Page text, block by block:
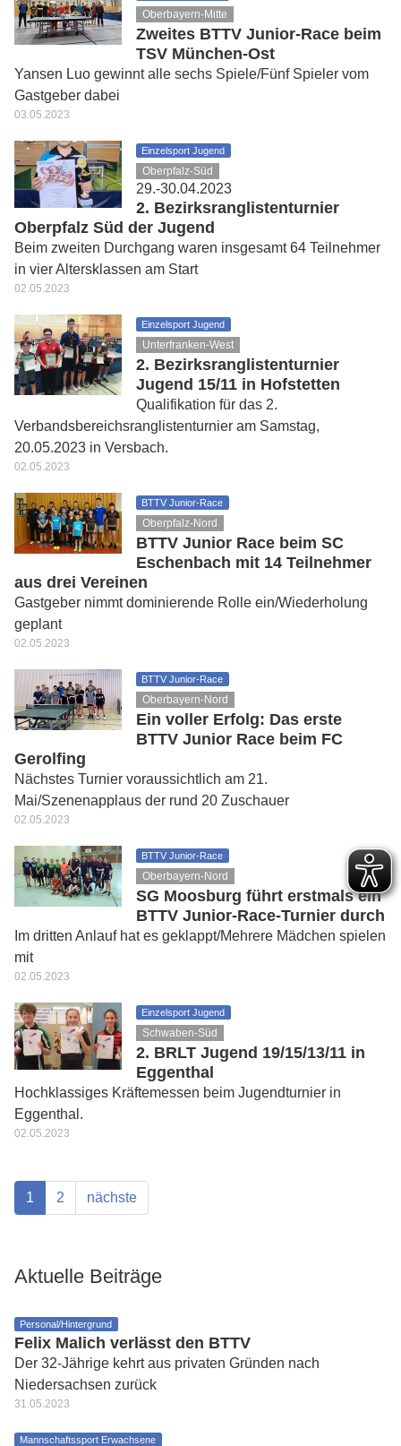
Oberbayern-Mitte
Zweites BTTV Junior-Race beim
TSV München-Ost
Yansen Luo gewinnt alle sechs Spiele/Fünf Spieler vom
Gastgeber dabei
03.05.2023
Einzelsport Jugend
Oberpfalz-Süd
29.-30.04.2023
2. Bezirksranglistenturnier
Oberpfalz Süd der Jugend
Beim zweiten Durchgang waren insgesamt 64 Teilnehmer
in vier Altersklassen am Start
02.05.2023
Einzelsport Jugend
Unterfranken-West
2. Bezirksranglistenturnier
Jugend 15/11 in Hofstetten
Qualifikation für das 2.
Verbandsbereichsranglistenturnier am Samstag,
20.05.2023 in Versbach.
02.05.2023
BTTV Junior-Race
Oberpfalz-Nord
BTTV Junior Race beim SC
Eschenbach mit 14 Teilnehmer
aus drei Vereinen
Gastgeber nimmt dominierende Rolle ein/Wiederholung
geplant
02.05.2023
BTTV Junior-Race
Oberbayern-Nord
Ein voller Erfolg: Das erste
BTTV Junior Race beim FC
Gerolfing
Nächstes Turnier voraussichtlich am 21.
Mai/Szenenapplaus der rund 20 Zuschauer
02.05.2023
BTTV Junior-Race
Oberbayern-Nord
SG Moosburg führt erstmals ein
BTTV Junior-Race-Turnier durch
Im dritten Anlauf hat es geklappt/Mehrere Mädchen spielen
mit
02.05.2023
Einzelsport Jugend
Schwaben-Süd
2. BRLT Jugend 19/15/13/11 in
Eggenthal
Hochklassiges Kräftemessen beim Jugendturnier in
Eggenthal.
02.05.2023
1 2 nächste
Aktuelle Beiträge
Personal/Hintergrund
Felix Malich verlässt den BTTV
Der 32-Jährige kehrt aus privaten Gründen nach
Niedersachsen zurück
31.05.2023
Mannschaftssport Erwachsene